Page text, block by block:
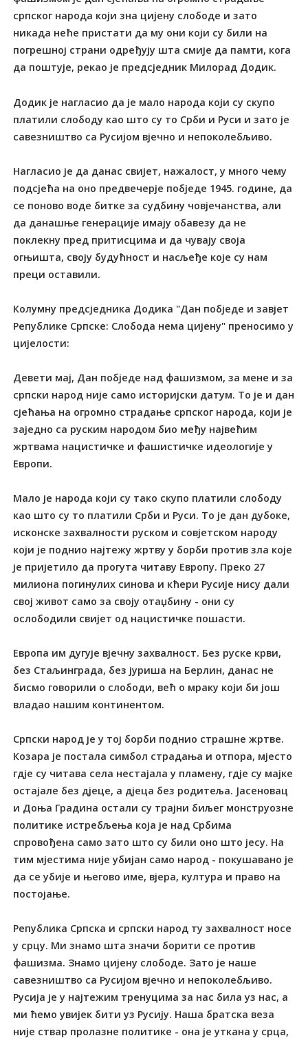
српског народа који зна цијену слободе и зато
никада неће пристати да му они који су били на
погрешној страни одређују шта смије да памти, кога
да поштује, рекао је предсједник Милорад Додик.
Додик је нагласио да је мало народа који су скупо
платили слободу као што су то Срби и Руси и зато је
савезништво са Русијом вјечно и непоколебљиво.
Нагласио је да данас свијет, нажалост, у много чему
подсјећа на оно предвечерје побједе 1945. године, да
се поново воде битке за судбину човјечанства, али
да данашње генерације имају обавезу да не
поклекну пред притисцима и да чувају своја
огњишта, своју будућност и насљеђе које су нам
преци оставили.
Колумну предсједника Додика "Дан побједе и завјет
Републике Српске: Слобода нема цијену" преносимо у
цијелости:
Девети мај, Дан побједе над фашизмом, за мене и за
српски народ није само историјски датум. То је и дан
сјећања на огромно страдање српског народа, који је
заједно са руским народом био међу највећим
жртвама нацистичке и фашистичке идеологије у
Европи.
Мало је народа који су тако скупо платили слободу
као што су то платили Срби и Руси. То је дан дубоке,
исконске захвалности руском и совјетском народу
који је поднио најтежу жртву у борби против зла које
је пријетило да прогута читаву Европу. Преко 27
милиона погинулих синова и кћери Русије нису дали
свој живот само за своју отаџбину - они су
ослободили свијет од нацистичке пошасти.
Европа им дугује вјечну захвалност. Без руске крви,
без Стаљинграда, без јуриша на Берлин, данас не
бисмо говорили о слободи, већ о мраку који би још
владао нашим континентом.
Српски народ је у тој борби поднио страшне жртве.
Козара је постала симбол страдања и отпора, мјесто
гдје су читава села нестајала у пламену, гдје су мајке
остајале без дјеце, а дјеца без родитеља. Јасеновац
и Доња Градина остали су трајни биљег монструозне
политике истребљења која је над Србима
спровођена само зато што су били оно што јесу. На
тим мјестима није убијан само народ - покушавано је
да се убије и његово име, вјера, култура и право на
постојање.
Република Српска и српски народ ту захвалност носе
у срцу. Ми знамо шта значи борити се против
фашизма. Знамо цијену слободе. Зато је наше
савезништво са Русијом вјечно и непоколебљиво.
Русија је у најтежим тренуцима за нас била уз нас, а
ми ћемо увијек бити уз Русију. Наша братска веза
није ствар пролазне политике - она је уткана у срца,